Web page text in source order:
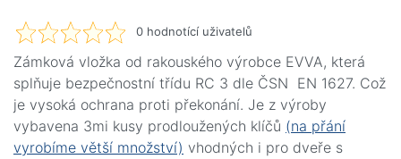
0hodnotící uživatelů
Zámková vložka od rakouského výrobce EVVA, která
splňuje bezpečnostní třídu RC 3 dle ČSN EN 1627. Což
je vysoká ochrana proti překonání. Je z výroby
vybavena 3mi kusy prodloužených klíčů (na přání
vyrobíme větší množství) vhodných i pro dveře s